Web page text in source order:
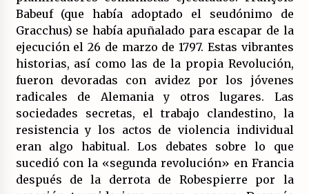
Babeuf (que había adoptado el seudónimo de
Gracchus) se había apuñalado para escapar de la
ejecución el 26 de marzo de 1797. Estas vibrantes
historias, así como las de la propia Revolución,
fueron devoradas con avidez por los jóvenes
radicales de Alemania y otros lugares. Las
sociedades secretas, el trabajo clandestino, la
resistencia y los actos de violencia individual
eran algo habitual. Los debates sobre lo que
sucedió con la «segunda revolución» en Francia
después de la derrota de Robespierre por la